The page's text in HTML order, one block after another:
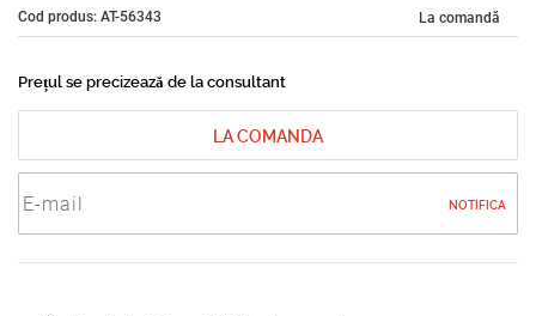
Cod produs: AT-56343 La comandă
Prețul se precizează de la consultant
LA COMANDA
NOTIFICA